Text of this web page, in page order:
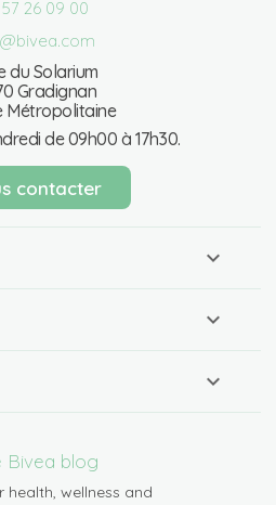
26 09 00
du Solarium
Gradignan
Métropolitaine
de 09h00 à 17h30.
contacter
Bivea blog
health, wellness and